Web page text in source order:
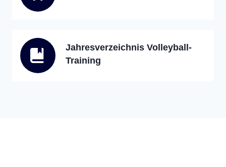
Jahresverzeichnis Volleyball-
Training